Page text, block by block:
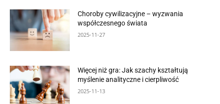
Choroby cywilizacyjne – wyzwania
współczesnego świata
2025-11-27
Więcej niż gra: Jak szachy kształtują
myślenie analityczne i cierpliwość
2025-11-13